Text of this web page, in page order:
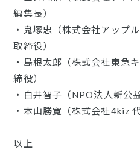
編集長）
・鬼塚忠（株式会社アップ
取締役）
・島根太郎（株式会社東急
締役）
・白井智子（NPO法人新公
・本山勝寛（株式会社4kiz
以上